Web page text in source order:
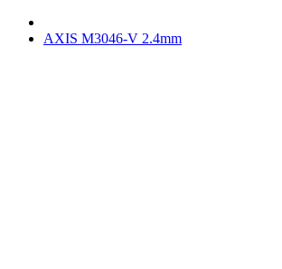
AXIS M3046-V 2.4mm